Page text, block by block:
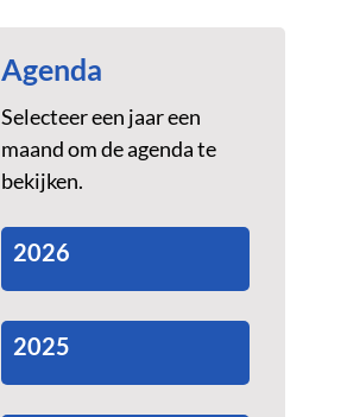
Agenda
Selecteer een jaar een
maand om de agenda te
bekijken.
2026
2025